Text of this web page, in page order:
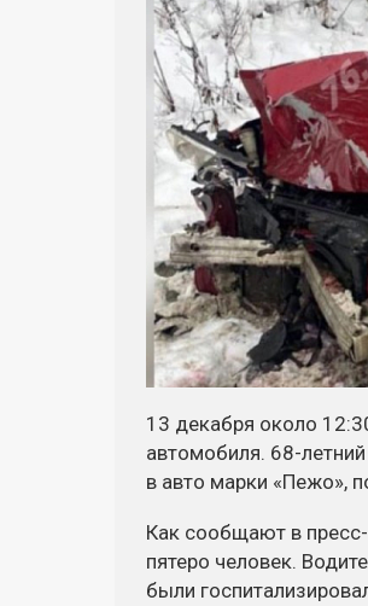
13 декабря около
автомобиля. 68-
в авто марки «Пежо»,
Как сообщают в
пятеро человек.
были